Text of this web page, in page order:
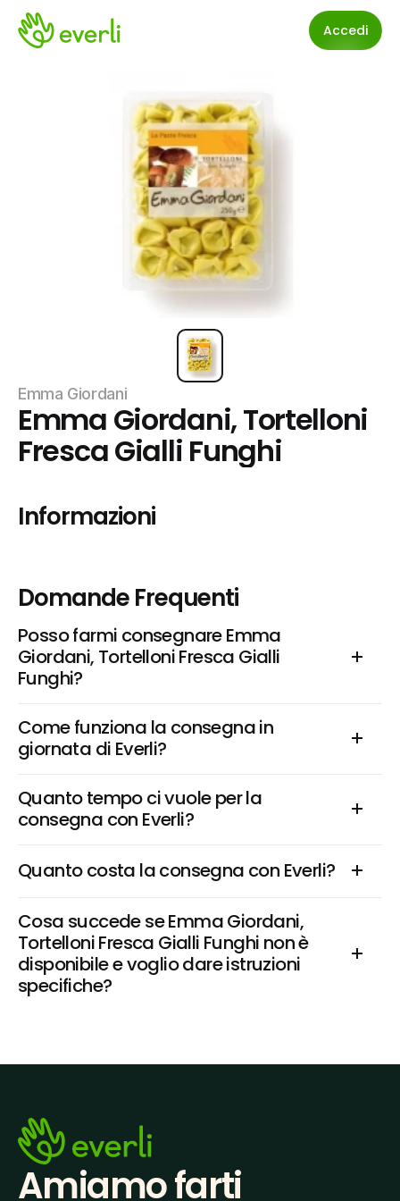
Accedi
Emma Giordani
Emma Giordani, Tortelloni
Fresca Gialli Funghi
Informazioni
Domande Frequenti
Posso farmi consegnare Emma
Giordani, Tortelloni Fresca Gialli
Funghi?
Come funziona la consegna in
giornata di Everli?
Quanto tempo ci vuole per la
consegna con Everli?
Quanto costa la consegna con Everli?
Cosa succede se Emma Giordani,
Tortelloni Fresca Gialli Funghi non è
disponibile e voglio dare istruzioni
specifiche?
Amiamo farti